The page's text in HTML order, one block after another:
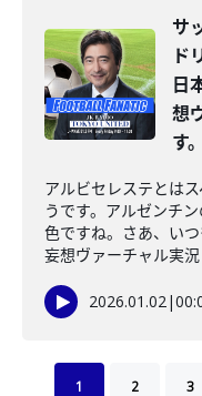
サ
ド
日
想
す。
アルビセレステとは
うです。アルゼンチ
色ですね。さあ、い
妄想ヴァーチャル実
2026.01.02|
1 2 3